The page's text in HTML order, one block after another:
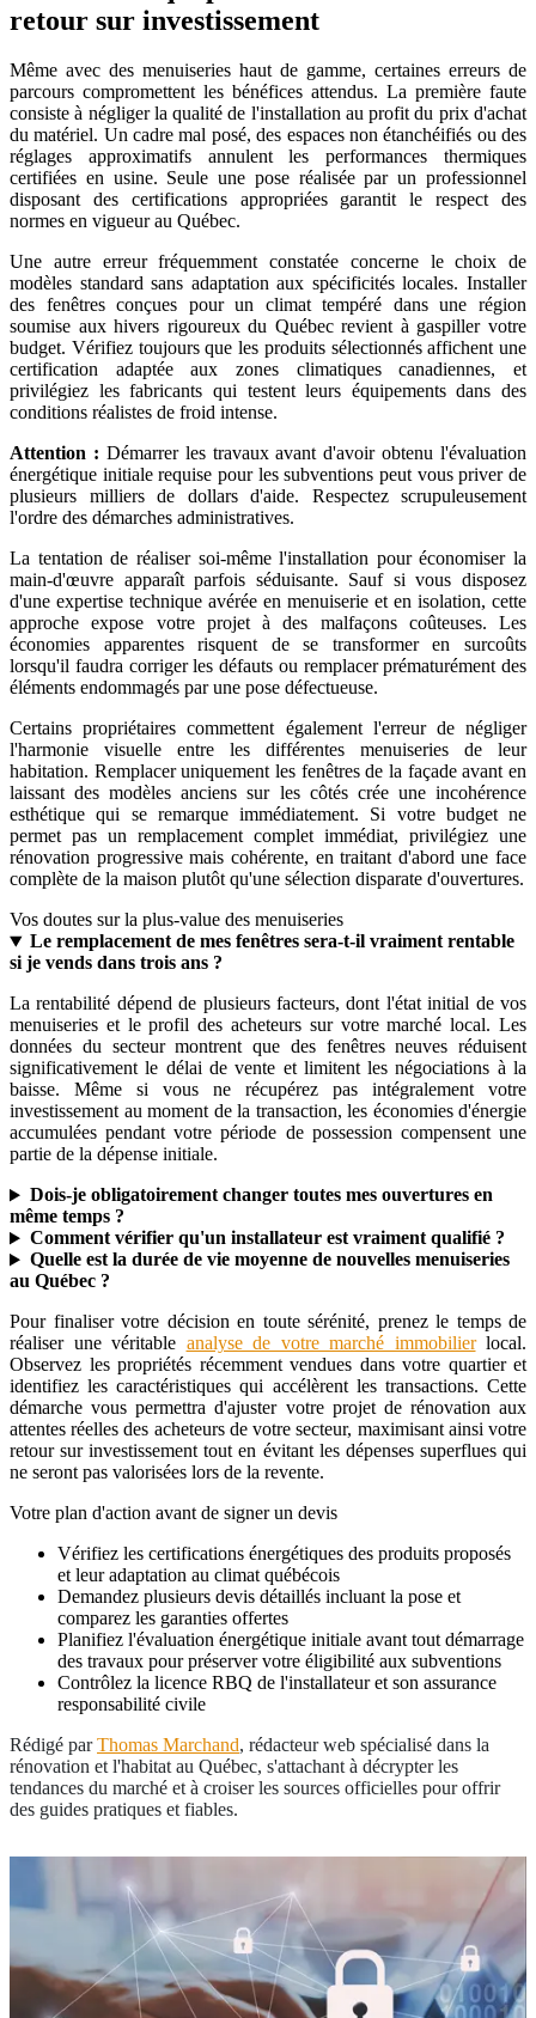
retour sur investissement
Même avec des menuiseries haut de gamme, certaines erreurs de
parcours compromettent les bénéfices attendus. La première faute
consiste à négliger la qualité de l'installation au profit du prix d'achat
du matériel. Un cadre mal posé, des espaces non étanchéifiés ou des
réglages approximatifs annulent les performances thermiques
certifiées en usine. Seule une pose réalisée par un professionnel
disposant des certifications appropriées garantit le respect des
normes en vigueur au Québec.
Une autre erreur fréquemment constatée concerne le choix de
modèles standard sans adaptation aux spécificités locales. Installer
des fenêtres conçues pour un climat tempéré dans une région
soumise aux hivers rigoureux du Québec revient à gaspiller votre
budget. Vérifiez toujours que les produits sélectionnés affichent une
certification adaptée aux zones climatiques canadiennes, et
privilégiez les fabricants qui testent leurs équipements dans des
conditions réalistes de froid intense.
Attention : Démarrer les travaux avant d'avoir obtenu l'évaluation
énergétique initiale requise pour les subventions peut vous priver de
plusieurs milliers de dollars d'aide. Respectez scrupuleusement
l'ordre des démarches administratives.
La tentation de réaliser soi-même l'installation pour économiser la
main-d'œuvre apparaît parfois séduisante. Sauf si vous disposez
d'une expertise technique avérée en menuiserie et en isolation, cette
approche expose votre projet à des malfaçons coûteuses. Les
économies apparentes risquent de se transformer en surcoûts
lorsqu'il faudra corriger les défauts ou remplacer prématurément des
éléments endommagés par une pose défectueuse.
Certains propriétaires commettent également l'erreur de négliger
l'harmonie visuelle entre les différentes menuiseries de leur
habitation. Remplacer uniquement les fenêtres de la façade avant en
laissant des modèles anciens sur les côtés crée une incohérence
esthétique qui se remarque immédiatement. Si votre budget ne
permet pas un remplacement complet immédiat, privilégiez une
rénovation progressive mais cohérente, en traitant d'abord une face
complète de la maison plutôt qu'une sélection disparate d'ouvertures.
Vos doutes sur la plus-value des menuiseries
Le remplacement de mes fenêtres sera-t-il vraiment rentable
si je vends dans trois ans ?
La rentabilité dépend de plusieurs facteurs, dont l'état initial de vos
menuiseries et le profil des acheteurs sur votre marché local. Les
données du secteur montrent que des fenêtres neuves réduisent
significativement le délai de vente et limitent les négociations à la
baisse. Même si vous ne récupérez pas intégralement votre
investissement au moment de la transaction, les économies d'énergie
accumulées pendant votre période de possession compensent une
partie de la dépense initiale.
Dois-je obligatoirement changer toutes mes ouvertures en
même temps ?
Comment vérifier qu'un installateur est vraiment qualifié ?
Quelle est la durée de vie moyenne de nouvelles menuiseries
au Québec ?
Pour finaliser votre décision en toute sérénité, prenez le temps de
réaliser une véritable analyse de votre marché immobilierlocal.
Observez les propriétés récemment vendues dans votre quartier et
identifiez les caractéristiques qui accélèrent les transactions. Cette
démarche vous permettra d'ajuster votre projet de rénovation aux
attentes réelles des acheteurs de votre secteur, maximisant ainsi votre
retour sur investissement tout en évitant les dépenses superflues qui
ne seront pas valorisées lors de la revente.
Votre plan d'action avant de signer un devis
Vérifiez les certifications énergétiques des produits proposés
et leur adaptation au climat québécois
Demandez plusieurs devis détaillés incluant la pose et
comparez les garanties offertes
Planifiez l'évaluation énergétique initiale avant tout démarrage
des travaux pour préserver votre éligibilité aux subventions
Contrôlez la licence RBQ de l'installateur et son assurance
responsabilité civile
Rédigé parThomas Marchand, rédacteur web spécialisé dans la
rénovation et l'habitat au Québec, s'attachant à décrypter les
tendances du marché et à croiser les sources officielles pour offrir
des guides pratiques et fiables.